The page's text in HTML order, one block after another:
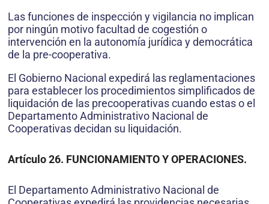
Las funciones de inspección y vigilancia no implican
por ningún motivo facultad de cogestión o
intervención en la autonomía jurídica y democrática
de la pre-cooperativa.
El Gobierno Nacional expedirá las reglamentaciones
para establecer los procedimientos simplificados de
liquidación de las precooperativas cuando estas o el
Departamento Administrativo Nacional de
Cooperativas decidan su liquidación.
Artículo 26. FUNCIONAMIENTO Y OPERACIONES.
El Departamento Administrativo Nacional de